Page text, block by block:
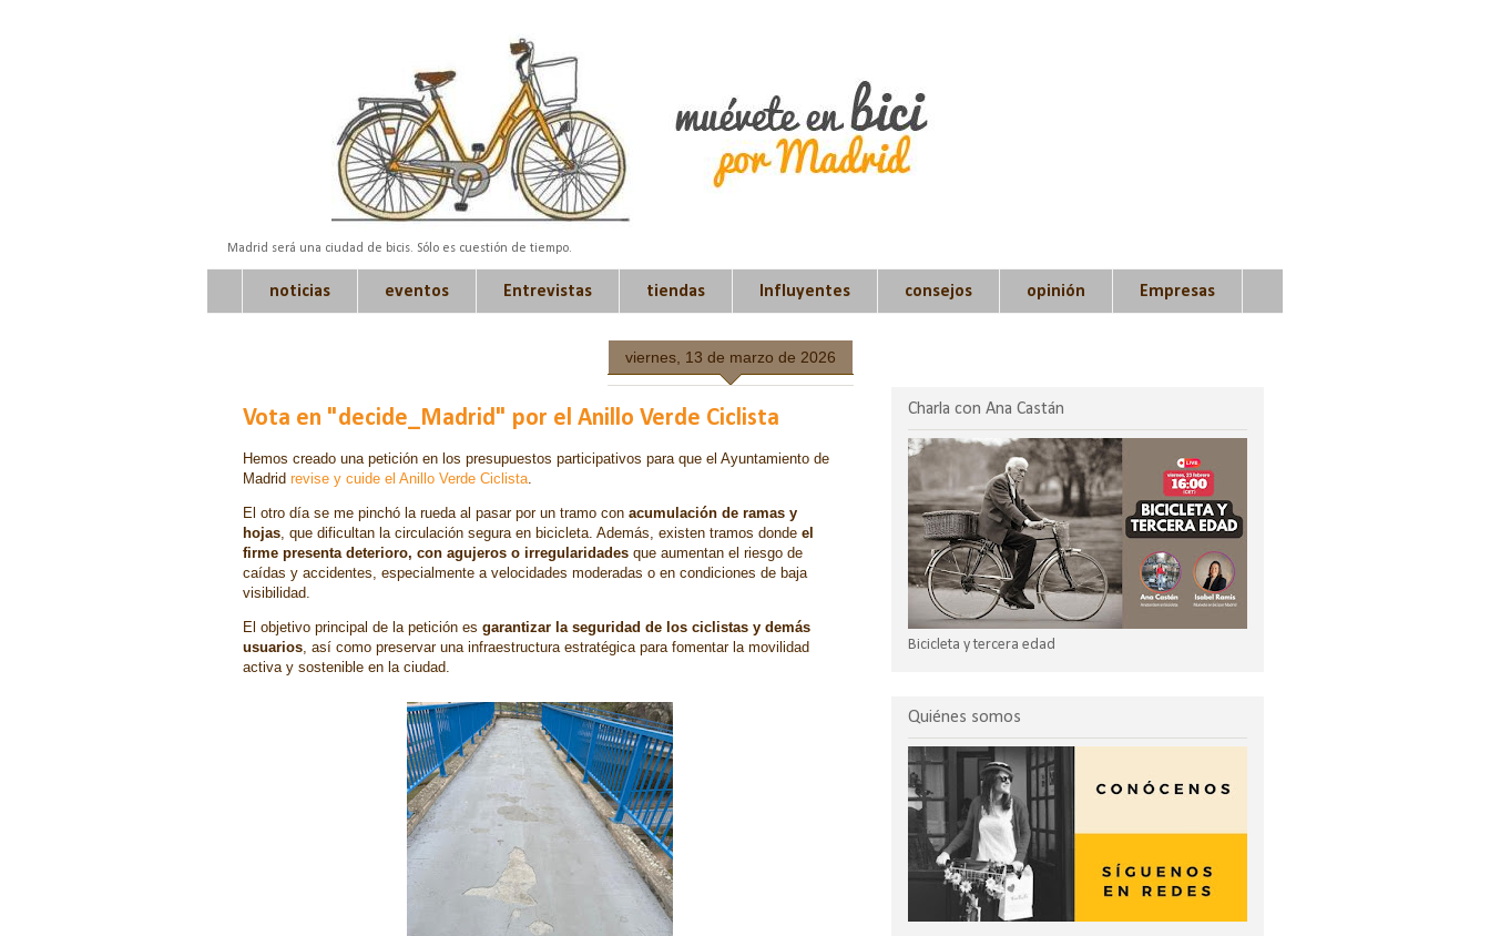
Madrid será una ciudad de bicis. Sólo es cuestión de tiempo.
noticias eventos Entrevistas tiendas Influyentes consejos opinión Empresas
viernes, 13 de marzo de 2026
Vota en "decide_Madrid" por el Anillo Verde Ciclista
Hemos creado una petición en los presupuestos participativos para que el Ayuntamiento de
Madrid revise y cuide el Anillo Verde Ciclista.
El otro día se me pinchó la rueda al pasar por un tramo con acumulación de ramas y
hojas, que dificultan la circulación segura en bicicleta. Además, existen tramos donde el
firme presenta deterioro, con agujeros o irregularidades que aumentan el riesgo de
caídas y accidentes, especialmente a velocidades moderadas o en condiciones de baja
visibilidad.
El objetivo principal de la petición es garantizar la seguridad de los ciclistas y demás
usuarios, así como preservar una infraestructura estratégica para fomentar la movilidad
activa y sostenible en la ciudad.
Charla con Ana Castán
Bicicleta y tercera edad
Quiénes somos